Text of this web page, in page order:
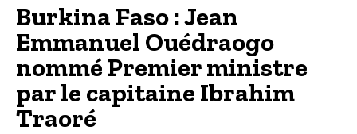
Burkina Faso : Jean
Emmanuel Ouédraogo
nommé Premier ministre
par le capitaine Ibrahim
Traoré